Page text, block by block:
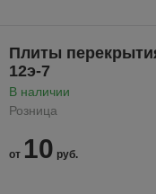
Плиты
12э-7
В наличии
Розница
от 10 руб.